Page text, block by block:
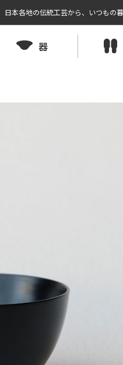
日本各地の伝統工芸から、いつもの
器